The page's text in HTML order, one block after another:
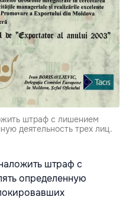
штраф с лишением
деятельность трех лиц.
штраф с
определенную